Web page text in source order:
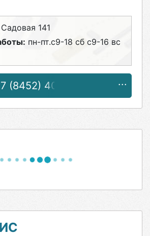
141
пн-пт.с9-18 сб с9-16 вс
(8452) 40-82-53